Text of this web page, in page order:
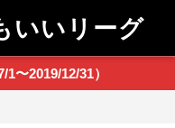
いいリーグ
〜2019/12/31）